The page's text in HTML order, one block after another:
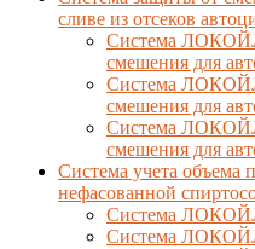
сливе из отсеков
Система
смешения для
Система
смешения для
Система
смешения для
Система учета объема
нефасованной
Система
Система